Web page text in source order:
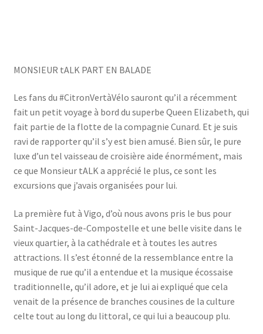
MONSIEUR tALK PART EN BALADE
Les fans du #CitronVertàVélo sauront qu’il a récemment
fait un petit voyage à bord du superbe Queen Elizabeth, qui
fait partie de la flotte de la compagnie Cunard. Et je suis
ravi de rapporter qu’il s’y est bien amusé. Bien sûr, le pure
luxe d’un tel vaisseau de croisière aide énormément, mais
ce que Monsieur tALK a apprécié le plus, ce sont les
excursions que j’avais organisées pour lui.
La première fut à Vigo, d’où nous avons pris le bus pour
Saint-Jacques-de-Compostelle et une belle visite dans le
vieux quartier, à la cathédrale et à toutes les autres
attractions. Il s’est étonné de la ressemblance entre la
musique de rue qu’il a entendue et la musique écossaise
traditionnelle, qu’il adore, et je lui ai expliqué que cela
venait de la présence de branches cousines de la culture
celte tout au long du littoral, ce qui lui a beaucoup plu.